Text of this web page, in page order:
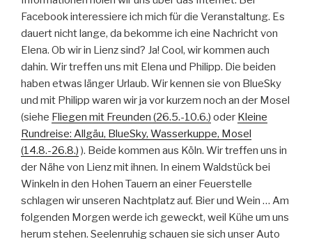
Facebook interessiere ich mich für die Veranstaltung. Es
dauert nicht lange, da bekomme ich eine Nachricht von
Elena. Ob wir in Lienz sind? Ja! Cool, wir kommen auch
dahin. Wir treffen uns mit Elena und Philipp. Die beiden
haben etwas länger Urlaub. Wir kennen sie von BlueSky
und mit Philipp waren wir ja vor kurzem noch an der Mosel
(siehe Fliegen mit Freunden (26.5.-10.6.) oder Kleine
Rundreise: Allgäu, BlueSky, Wasserkuppe, Mosel
(14.8.-26.8.) ). Beide kommen aus Köln. Wir treffen uns in
der Nähe von Lienz mit ihnen. In einem Waldstück bei
Winkeln in den Hohen Tauern an einer Feuerstelle
schlagen wir unseren Nachtplatz auf. Bier und Wein … Am
folgenden Morgen werde ich geweckt, weil Kühe um uns
herum stehen. Seelenruhig schauen sie sich unser Auto